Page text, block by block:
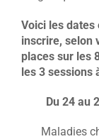
Voici les dates
inscrire, selon
places sur les
les 3 sessions
Du 24 au
Maladies